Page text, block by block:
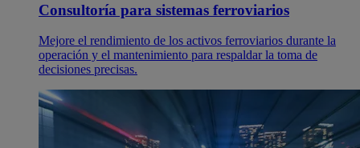
Consultoría para sistemas ferroviarios
Mejore el rendimiento de los activos ferroviarios durante la
operación y el mantenimiento para respaldar la toma de
decisiones precisas.